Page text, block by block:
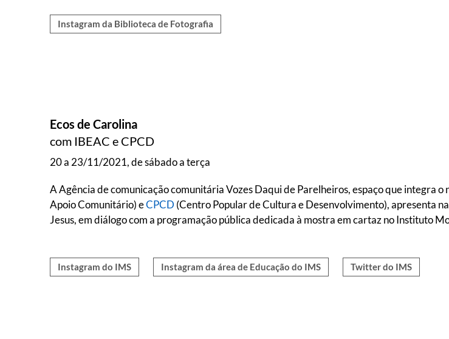
Instagram da Biblioteca de Fotografia
Ecos de Carolina
com IBEAC e CPCD
20 a 23/11/2021, de sábado a terça
A Agência de comunicação comunitária Vozes Daqui de Parelheiros, espaço que integra
Apoio Comunitário) eCPCD (Centro Popular de Cultura e Desenvolvimento), apresenta
Jesus, em diálogo com a programação pública dedicada à mostra em cartaz no Instituto
Instagram do IMS Instagram da área de Educação do IMS Twitter do IMS